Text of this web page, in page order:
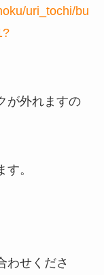
uri_tochi/bu
が外れますの
。
わせくださ